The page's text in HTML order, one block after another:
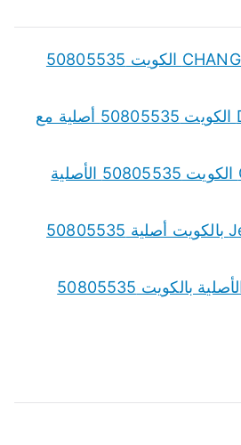
قطع غيار شانجان CHANGAN الكويت 50805535
قطع غيار دومي Domi الكويت 50805535 أصلية مع
قطع غيار جيلي Geely الكويت 50805535 الأصلية
قطع غيار جيتور Jetour بالكويت أصلية 50805535
قطع غيار بايك BAIC الأصلية بالكويت 50805535